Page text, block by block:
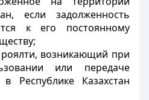
если задолженность
к его постоянному
возникающий при
или передаче
Республике Казахстан